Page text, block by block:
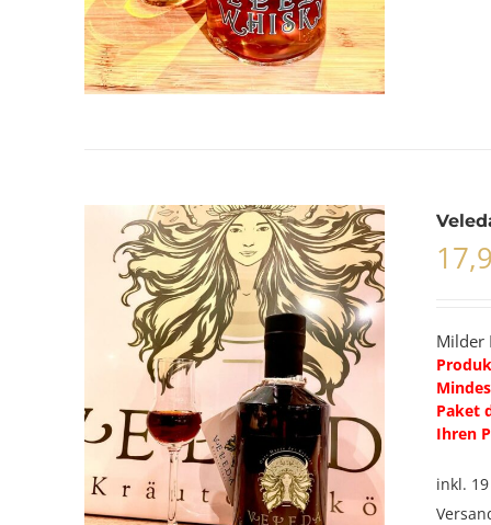
Milder
Paket
Ihren
inkl.